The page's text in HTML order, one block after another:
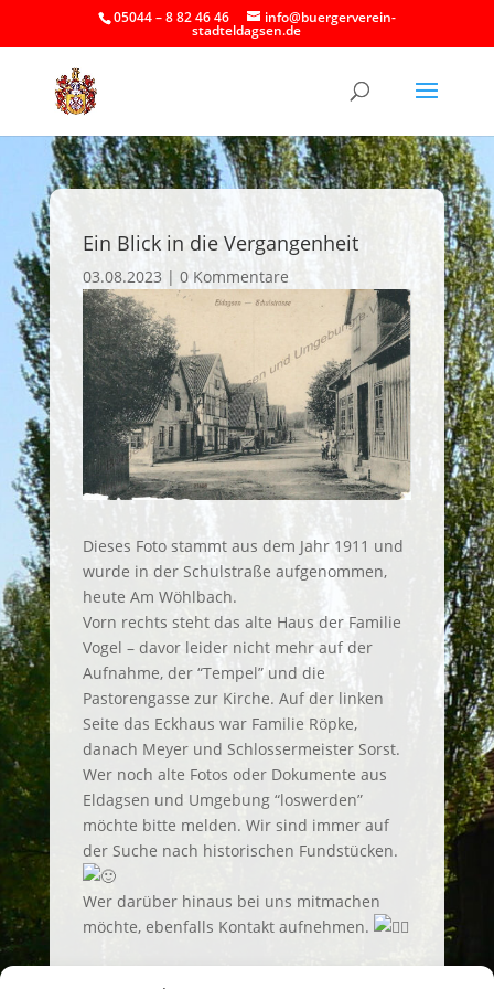
05044 – 8 82 46 46 info@buergerverein-
stadteldagsen.de
Ein Blick in die Vergangenheit
03.08.2023 | 0 Kommentare
Dieses Foto stammt aus dem Jahr 1911 und
wurde in der Schulstraße aufgenommen,
heute Am Wöhlbach.
Vorn rechts steht das alte Haus der Familie
Vogel – davor leider nicht mehr auf der
Aufnahme, der “Tempel” und die
Pastorengasse zur Kirche. Auf der linken
Seite das Eckhaus war Familie Röpke,
danach Meyer und Schlossermeister Sorst.
Wer noch alte Fotos oder Dokumente aus
Eldagsen und Umgebung “loswerden”
möchte bitte melden. Wir sind immer auf
der Suche nach historischen Fundstücken.
Wer darüber hinaus bei uns mitmachen
möchte, ebenfalls Kontakt aufnehmen.